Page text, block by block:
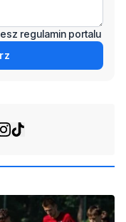
regulamin portalu